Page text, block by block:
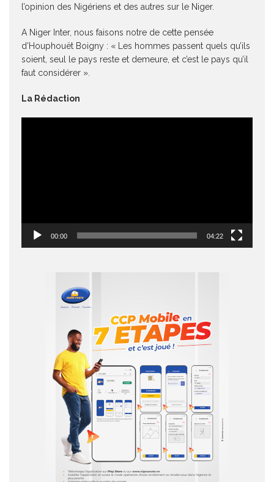
l’opinion des Nigériens et des autres sur le Niger.
A Niger Inter, nous faisons notre de cette pensée
d’Houphouët Boigny : « Les hommes passent quels qu’ils
soient, seul le pays reste et demeure, et c’est le pays qu’il
faut considérer ».
La Rédaction
00:00 04:22